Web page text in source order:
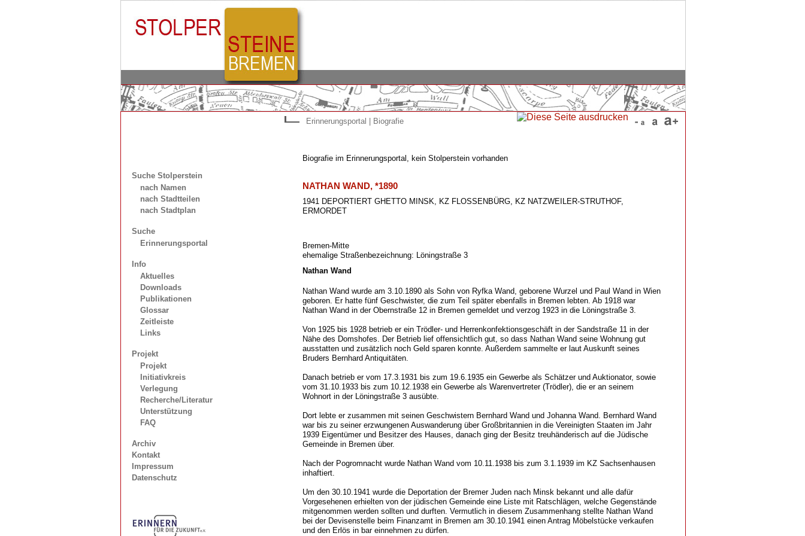
Suche Stolperstein
nach Namen
nach Stadtteilen
nach Stadtplan
Suche
Erinnerungsportal
Info
Aktuelles
Downloads
Publikationen
Glossar
Zeitleiste
Links
Projekt
Projekt
Initiativkreis
Verlegung
Recherche/Literatur
Unterstützung
FAQ
Archiv
Kontakt
Impressum
Datenschutz
Erinnerungsportal | Biografie
Biografie im Erinnerungsportal, kein Stolperstein vorhanden
NATHAN WAND, *1890
1941 DEPORTIERT GHETTO MINSK, KZ FLOSSENBÜRG, KZ NATZWEILER-STRUTHOF,
ERMORDET
Bremen-Mitte
ehemalige Straßenbezeichnung: Löningstraße 3
Nathan Wand
Nathan Wand wurde am 3.10.1890 als Sohn von Ryfka Wand, geborene Wurzel und Paul Wand in Wien
geboren. Er hatte fünf Geschwister, die zum Teil später ebenfalls in Bremen lebten. Ab 1918 war
Nathan Wand in der Obernstraße 12 in Bremen gemeldet und verzog 1923 in die Löningstraße 3.
Von 1925 bis 1928 betrieb er ein Trödler- und Herrenkonfektionsgeschäft in der Sandstraße 11 in der
Nähe des Domshofes. Der Betrieb lief offensichtlich gut, so dass Nathan Wand seine Wohnung gut
ausstatten und zusätzlich noch Geld sparen konnte. Außerdem sammelte er laut Auskunft seines
Bruders Bernhard Antiquitäten.
Danach betrieb er vom 17.3.1931 bis zum 19.6.1935 ein Gewerbe als Schätzer und Auktionator, sowie
vom 31.10.1933 bis zum 10.12.1938 ein Gewerbe als Warenvertreter (Trödler), die er an seinem
Wohnort in der Löningstraße 3 ausübte.
Dort lebte er zusammen mit seinen Geschwistern Bernhard Wand und Johanna Wand. Bernhard Wand
war bis zu seiner erzwungenen Auswanderung über Großbritannien in die Vereinigten Staaten im Jahr
1939 Eigentümer und Besitzer des Hauses, danach ging der Besitz treuhänderisch auf die Jüdische
Gemeinde in Bremen über.
Nach der Pogromnacht wurde Nathan Wand vom 10.11.1938 bis zum 3.1.1939 im KZ Sachsenhausen
inhaftiert.
Um den 30.10.1941 wurde die Deportation der Bremer Juden nach Minsk bekannt und alle dafür
Vorgesehenen erhielten von der jüdischen Gemeinde eine Liste mit Ratschlägen, welche Gegenstände
mitgenommen werden sollten und durften. Vermutlich in diesem Zusammenhang stellte Nathan Wand
bei der Devisenstelle beim Finanzamt in Bremen am 30.10.1941 einen Antrag Möbelstücke verkaufen
und den Erlös in bar einnehmen zu dürfen.